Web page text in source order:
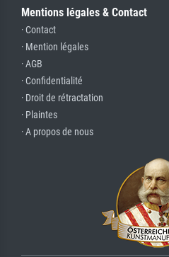
Mentions légales & Contact
· Contact
· Mention légales
· AGB
· Confidentialité
· Droit de rétractation
· Plaintes
· A propos de nous